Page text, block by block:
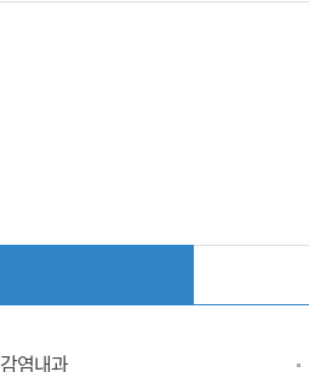
감염내과